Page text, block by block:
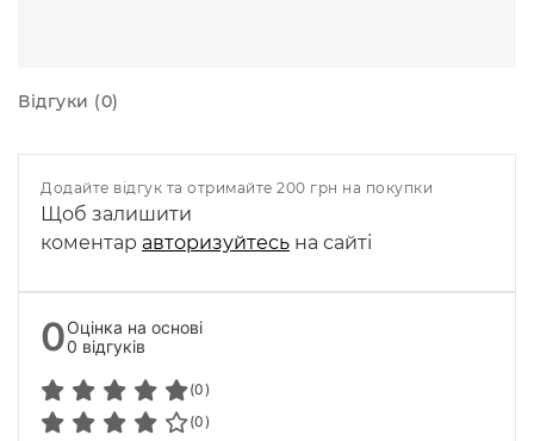
Відгуки (0)
Додайте відгук та отримайте 200 грн на покупки
Щоб залишити
коментар авторизуйтесь на сайті
0Оцінка на основі
0 відгуків
(0)
(0)